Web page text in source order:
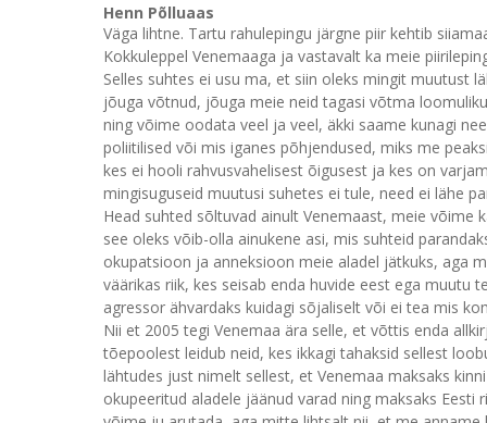
Henn Põlluaas
Väga lihtne. Tartu rahulepingu järgne piir kehtib
Kokkuleppel Venemaaga ja vastavalt ka meie
Selles suhtes ei usu ma, et siin oleks mingit muutust
jõuga võtnud, jõuga meie neid tagasi võtma
ning võime oodata veel ja veel, äkki saame kunagi
poliitilised või mis iganes põhjendused, miks me
kes ei hooli rahvusvahelisest õigusest ja kes on
mingisuguseid muutusi suhetes ei tule, need ei lähe
Head suhted sõltuvad ainult Venemaast, meie võime
see oleks võib-olla ainukene asi, mis suhteid
okupatsioon ja anneksioon meie aladel jätkuks, aga
väärikas riik, kes seisab enda huvide eest ega muutu
agressor ähvardaks kuidagi sõjaliselt või ei tea mis
Nii et 2005 tegi Venemaa ära selle, et võttis enda
tõepoolest leidub neid, kes ikkagi tahaksid sellest
lähtudes just nimelt sellest, et Venemaa maksaks
okupeeritud aladele jäänud varad ning maksaks